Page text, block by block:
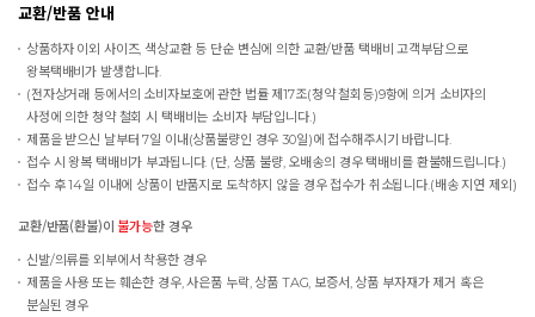
교환/반품 안내
상품하자 이외 사이즈, 색상교환 등 단순 변심에 의한 교환/반품 택배비 고객부담으로
왕복택배비가 발생합니다.
(전자상거래 등에서의 소비자보호에 관한 법률 제17조(청약 철회등)9항에 의거 소비자의
사정에 의한 청약 철회 시 택배비는 소비자 부담입니다.)
제품을 받으신 날부터 7일 이내(상품불량인 경우 30일)에 접수해주시기 바랍니다.
접수 시 왕복 택배비가 부과됩니다. (단, 상품 불량, 오배송의 경우 택배비를 환불해드립니다.)
접수 후 14일 이내에 상품이 반품지로 도착하지 않을 경우 접수가 취소됩니다.(배송 지연 제외)
교환/반품(환불)이 불가능한 경우
신발/의류를 외부에서 착용한 경우
제품을 사용 또는 훼손한 경우, 사은품 누락, 상품 TAG, 보증서, 상품 부자재가 제거 혹은
분실된 경우